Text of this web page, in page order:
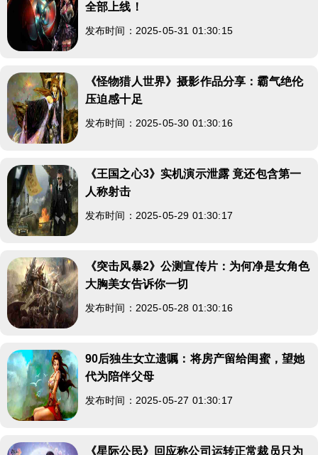
全部上线！
发布时间：2025-05-31 01:30:15
《怪物猎人世界》摄影作品分享：霸气绝伦
压迫感十足
发布时间：2025-05-30 01:30:16
《王国之心3》实机演示泄露 竟还包含第一
人称射击
发布时间：2025-05-29 01:30:17
《突击风暴2》公测宣传片：为何净是女角色
大胸美女告诉你一切
发布时间：2025-05-28 01:30:16
90后独生女立遗嘱：将房产留给闺蜜，望她
代为陪伴父母
发布时间：2025-05-27 01:30:17
《星际公民》回应称公司运转正常裁员只为